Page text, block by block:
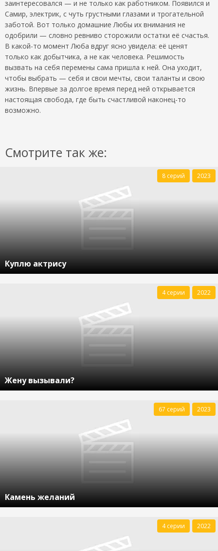
заинтересовался — и не только как работником. Появился и
Самир, электрик, с чуть грустными глазами и трогательной
заботой. Вот только домашние Любы их внимания не
одобрили — словно ревниво сторожили остатки её счастья.
В какой-то момент Люба вдруг ясно увидела: её ценят
только как добытчика, а не как человека. Решимость
вызвать на себя перемены сама пришла к ней. Она уходит,
чтобы выбрать — себя и свои мечты, свои таланты и свою
жизнь. Впервые за долгое время перед ней открывается
настоящая свобода, где быть счастливой наконец-то
возможно.
Смотрите так же:
Куплю актрису
8 серий 2023
Жену вызывали?
4 серии 2022
Камень желаний
67 серий 2023
4 серии 2022